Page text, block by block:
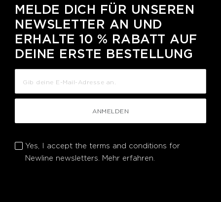
MELDE DICH FÜR UNSEREN
NEWSLETTER AN UND
ERHALTE 10 % RABATT AUF
DEINE ERSTE BESTELLUNG
ANMELDEN
Yes, I accept the terms and conditions for
Newline newsletters. Mehr erfahren.